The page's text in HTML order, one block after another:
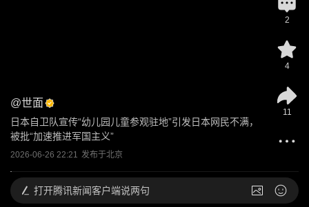
@世面
日本自卫队宣传“幼儿园儿童参观驻地”引发日本网民不满，
被批“加速推进军国主义”
2026-06-26 22:21 发布于北京
2
4
11
打开腾讯新闻客户端说两句